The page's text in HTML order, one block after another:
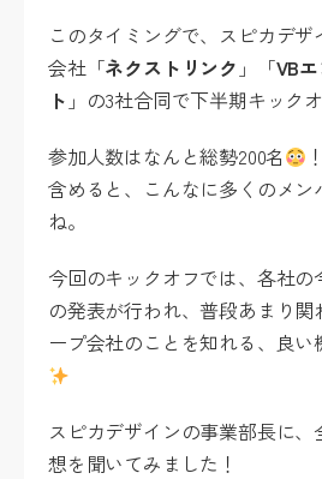
このタイミングで、スピカデ
会社「ネクストリンク 」「VB
ト 」の3社合同で下半期キック
参加人数はなんと総勢200名
含めると、こんなに多くのメン
ね。
今回のキックオフでは、各社
の発表が行われ、普段あまり
ープ会社のことを知れる、良い
スピカデザインの事業部長に
想を聞いてみました！